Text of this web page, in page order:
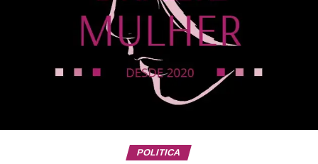
POLITICA